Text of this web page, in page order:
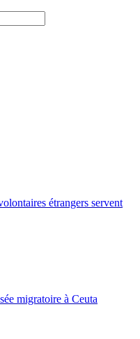
étrangers servent
migratoire à Ceuta